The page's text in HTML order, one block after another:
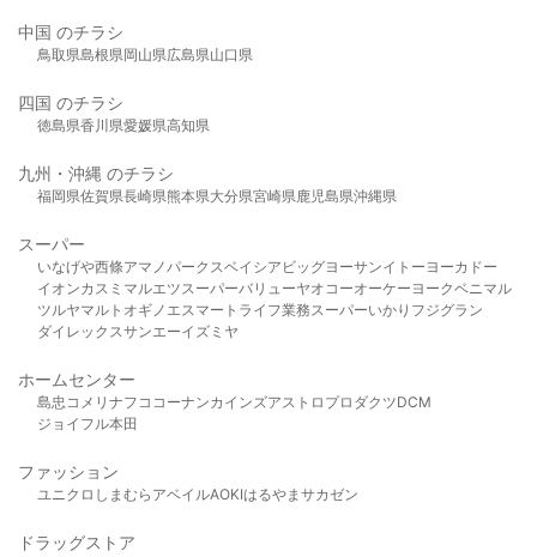
中国 のチラシ
鳥取県島根県岡山県広島県山口県
四国 のチラシ
徳島県香川県愛媛県高知県
九州・沖縄 のチラシ
福岡県佐賀県長崎県熊本県大分県宮崎県鹿児島県沖縄県
スーパー
いなげや西條アマノパークスベイシア ビッグヨーサンイトーヨーカドー
イオンカスミ マルエツスーパーバリューヤオコーオーケー ヨークベニマル
ツルヤマルト オギノ エスマート ライフ業務スーパーいかり フジグラン
ダイレックスサンエーイズミヤ
ホームセンター
島忠 コメリ ナフコ コーナンカインズアストロプロダクツDCM
ジョイフル本田
ファッション
ユニクロ しまむら アベイルAOKIはるやま サカゼン
ドラッグストア